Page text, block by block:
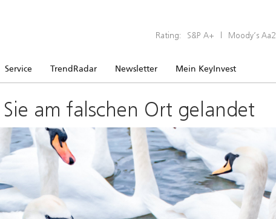
Rating: S&P A+ | Moody’s Aa2
Service TrendRadar Newsletter Mein KeyInvest
am falschen Ort gelandet